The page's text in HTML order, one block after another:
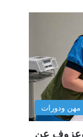
مهن ودورات
وعزوف عن